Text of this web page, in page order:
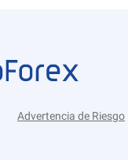
Advertencia de Riesgo